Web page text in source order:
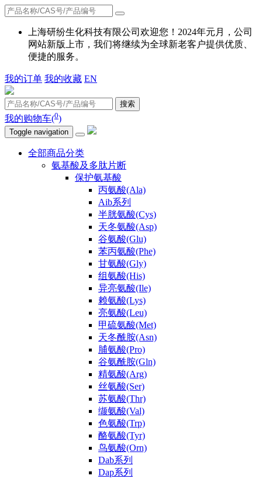
上海研纷生化科技有限公司欢迎您！2024年元月，公司
网站新版上市，我们将继续为全球新老客户提供优质、
便捷的服务。
我的订单 我的收藏 EN
搜索
我的购物车(0)
Toggle navigation
全部商品分类
氨基酸及多肽片断
保护氨基酸
丙氨酸(Ala)
Aib系列
半胱氨酸(Cys)
天冬氨酸(Asp)
谷氨酸(Glu)
苯丙氨酸(Phe)
甘氨酸(Gly)
组氨酸(His)
异亮氨酸(Ile)
赖氨酸(Lys)
亮氨酸(Leu)
甲硫氨酸(Met)
天冬酰胺(Asn)
脯氨酸(Pro)
谷氨酰胺(Gln)
精氨酸(Arg)
丝氨酸(Ser)
苏氨酸(Thr)
缬氨酸(Val)
色氨酸(Trp)
酪氨酸(Tyr)
鸟氨酸(Orn)
Dab系列
Dap系列